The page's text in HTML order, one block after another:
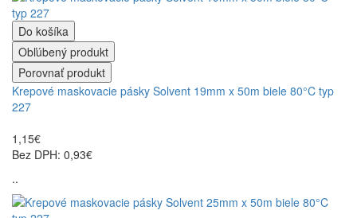
Do košíka
Obľúbený produkt
Porovnať produkt
Krepové maskovacie pásky Solvent 19mm x 50m biele 80°C typ
227
1,15€
Bez DPH: 0,93€
..